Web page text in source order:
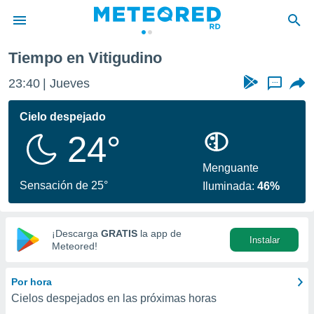
de
ha sido
calidad.
a este
las
y
digital
basada
Tiempo en Vitigudino
23:40 Jueves ...
Cielo despejado
24°
Sensación de 25°
Menguante
Iluminada:46%
¡Descarga GRATIS la app de
Meteored!
Instalar
Por hora
Cielos despejados en las próximas horas